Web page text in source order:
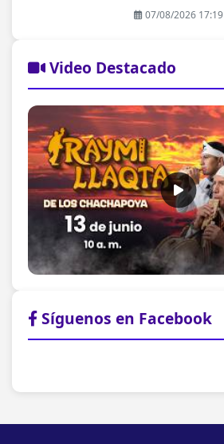
07/08/2026 17:19
Video Destacado
Síguenos en Facebook